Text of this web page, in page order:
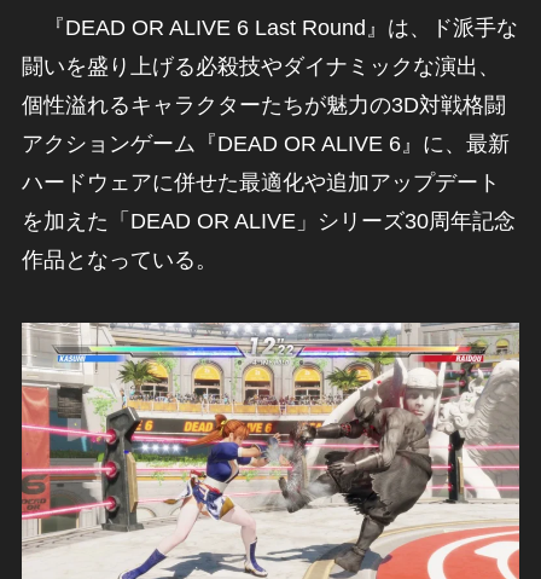
『DEAD OR ALIVE 6 Last Round』は、ド派手な
闘いを盛り上げる必殺技やダイナミックな演出、
個性溢れるキャラクターたちが魅力の3D対戦格闘
アクションゲーム『DEAD OR ALIVE 6』に、最新
ハードウェアに併せた最適化や追加アップデート
を加えた「DEAD OR ALIVE」シリーズ30周年記念
作品となっている。